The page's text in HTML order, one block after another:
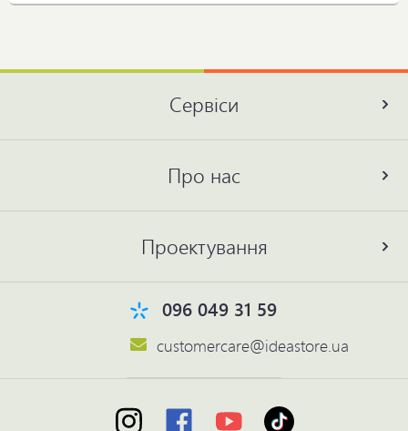
Сервіси
Про нас
Проектування
096 049 31 59
customercare@ideastore.ua